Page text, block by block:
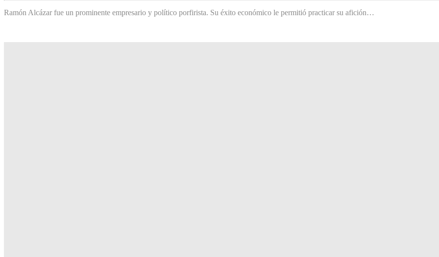
Ramón Alcázar fue un prominente empresario y político porfirista. Su éxito económico le permitió practicar su afición…